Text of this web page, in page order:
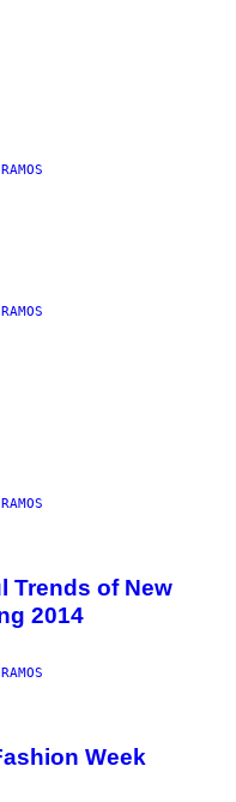
Trends of New
2014
Week